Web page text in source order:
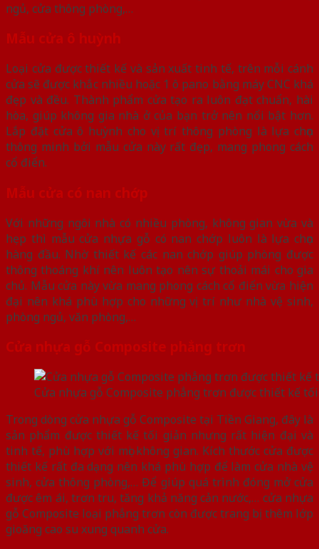
ngủ, cửa thông phòng,…
Mẫu cửa ô huỳnh
Loại cửa được thiết kế và sản xuất tinh tế, trên mỗi cánh
cửa sẽ được khắc nhiều hoặc 1 ô pano bằng máy CNC khá
đẹp và đều. Thành phẩm cửa tạo ra luôn đạt chuẩn, hài
hòa, giúp không gia nhà ở của bạn trở nên nổi bật hơn.
Lắp đặt cửa ô huỳnh cho vị trí thông phòng là lựa chọn
thông minh bởi mẫu cửa này rất đẹp, mang phong cách
cổ điển.
Mẫu cửa có nan chớp
Với những ngôi nhà có nhiều phòng, không gian vừa và
hẹp thì mẫu cửa nhựa gỗ có nan chớp luôn là lựa chọn
hàng đầu. Nhờ thiết kế các nan chớp giúp phòng được
thông thoáng khí nên luôn tạo nên sự thoải mái cho gia
chủ. Mẫu cửa này vừa mang phong cách cổ điển vừa hiện
đại nên khá phù hợp cho những vị trí như nhà vệ sinh,
phòng ngủ, văn phòng,…
Cửa nhựa gỗ Composite phẳng trơn
Cửa nhựa gỗ Composite phẳng trơn được thiết kế
Trong dòng cửa nhựa gỗ Composite tại Tiền Giang, đây là
sản phẩm được thiết kế tối giản nhưng rất hiện đại và
tinh tế, phù hợp với mọi không gian. Kích thước cửa được
thiết kế rất đa dạng nên khá phù hợp để làm cửa nhà vệ
sinh, cửa thông phòng,… Để giúp quá trình đóng mở cửa
được êm ái, trơn tru, tăng khả năng cản nước,… cửa nhựa
gỗ Composite loại phẳng trơn còn được trang bị thêm lớp
gioăng cao su xung quanh cửa.